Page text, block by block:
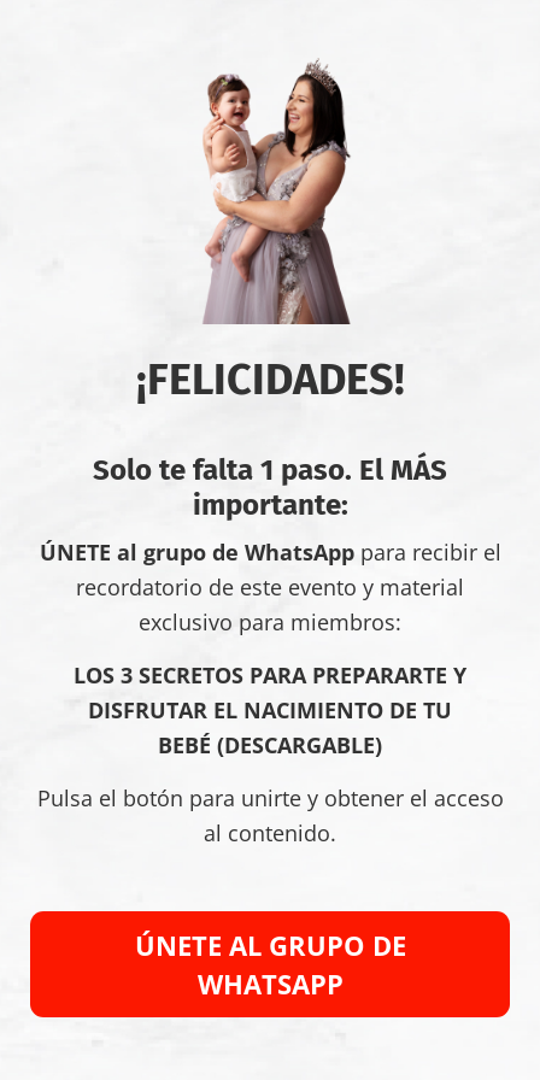
¡FELICIDADES!
Solo te falta 1 paso. El MÁS
importante:
ÚNETE al grupo de WhatsApppara recibir el
recordatorio de este evento y material
exclusivo para miembros:
LOS 3 SECRETOS PARA PREPARARTE Y
DISFRUTAR EL NACIMIENTO DE TU
BEBÉ (DESCARGABLE)
Pulsa el botón para unirte y obtener el acceso
al contenido.
ÚNETE AL GRUPO DE
WHATSAPP